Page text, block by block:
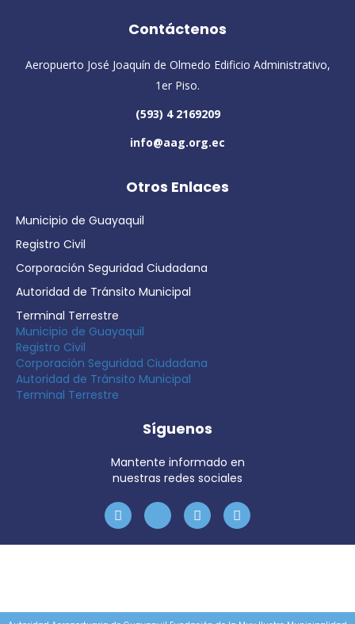
Contáctenos
Aeropuerto José Joaquín de Olmedo Edificio Administrativo,
1er Piso.
(593) 4 2169209
info@aag.org.ec
Otros Enlaces
Municipio de Guayaquil
Registro Civil
Corporación Seguridad Ciudadana
Autoridad de Tránsito Municipal
Terminal Terrestre
Municipio de Guayaquil
Registro Civil
Corporación Seguridad Ciudadana
Autoridad de Tránsito Municipal
Terminal Terrestre
Síguenos
Mantente informado en
nuestras redes sociales